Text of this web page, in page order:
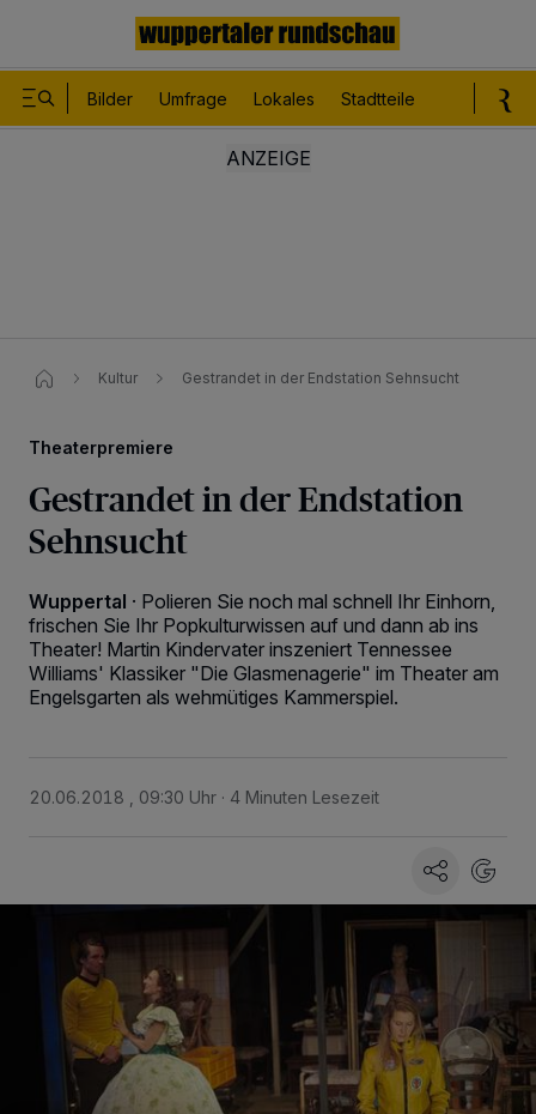
Bilder Umfrage Lokales Stadtteile
Kultur Gestrandet in der Endstation Sehnsucht
Theaterpremiere
Gestrandet in der Endstation
Sehnsucht
Wuppertal · Polieren Sie noch mal schnell Ihr Einhorn,
frischen Sie Ihr Popkulturwissen auf und dann ab ins
Theater! Martin Kindervater inszeniert Tennessee
Williams' Klassiker "Die Glasmenagerie" im Theater am
Engelsgarten als wehmütiges Kammerspiel.
20.06.2018 , 09:30 Uhr 4 Minuten Lesezeit